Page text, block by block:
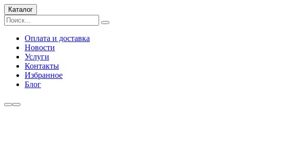
Каталог
Оплата и доставка
Новости
Услуги
Контакты
Избранное
Блог